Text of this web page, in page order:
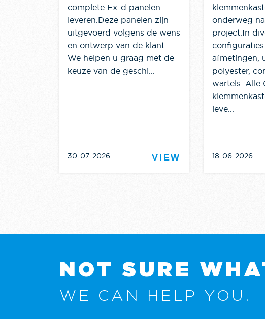
complete Ex-d panelen
leveren.Deze panelen zijn
uitgevoerd volgens de wens
en ontwerp van de klant.
We helpen u graag met de
keuze van de geschi...
30-07-2026 VIEW
onderweg
project.In
configuraties
afmetingen,
polyester,
wartels. Alle
leve...
18-06-2026
NOT SURE
WE CAN HELP YOU.